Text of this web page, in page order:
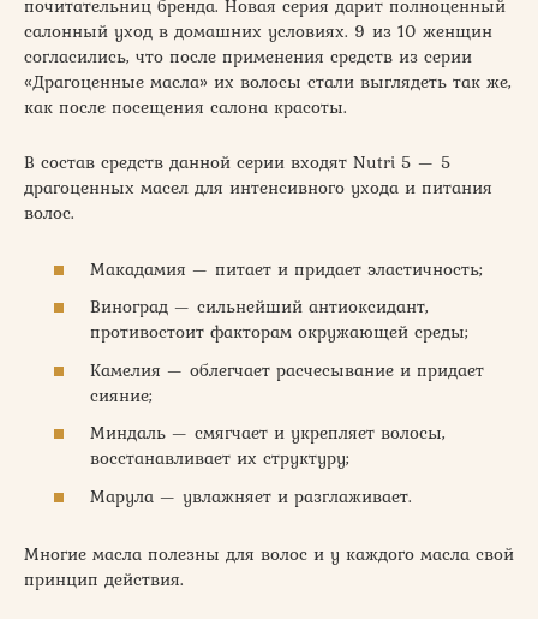
почитательниц бренда. Новая серия дарит полноценный
салонный уход в домашних условиях. 9 из 10 женщин
согласились, что после применения средств из серии
«Драгоценные масла» их волосы стали выглядеть так же,
как после посещения салона красоты.
В состав средств данной серии входят Nutri 5 — 5
драгоценных масел для интенсивного ухода и питания
волос.
Макадамия — питает и придает эластичность;
Виноград — сильнейший антиоксидант,
противостоит факторам окружающей среды;
Камелия — облегчает расчесывание и придает
сияние;
Миндаль — смягчает и укрепляет волосы,
восстанавливает их структуру;
Марула — увлажняет и разглаживает.
Многие масла полезны для волос и у каждого масла свой
принцип действия.